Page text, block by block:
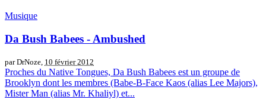
Musique
Da Bush Babees - Ambushed
par DrNoze, 10 février 2012
Proches du Native Tongues, Da Bush Babees est un groupe de
Brooklyn dont les membres (Babe-B-Face Kaos (alias Lee Majors),
Mister Man (alias Mr. Khaliyl) et...